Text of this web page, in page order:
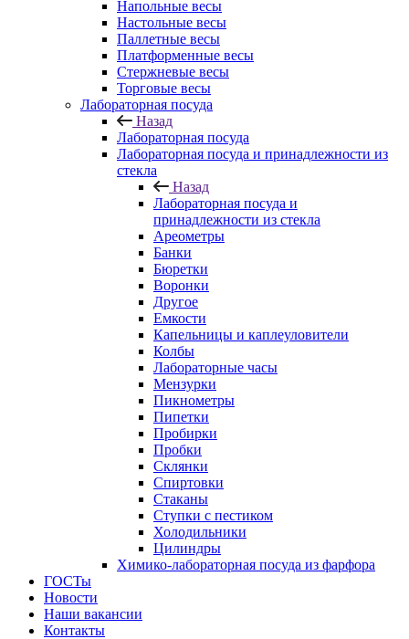
Напольные весы
Настольные весы
Паллетные весы
Платформенные весы
Стержневые весы
Торговые весы
Лабораторная посуда
Назад
Лабораторная посуда
Лабораторная посуда и принадлежности из
стекла
Назад
Лабораторная посуда и
принадлежности из стекла
Ареометры
Банки
Бюретки
Воронки
Другое
Емкости
Капельницы и каплеуловители
Колбы
Лабораторные часы
Мензурки
Пикнометры
Пипетки
Пробирки
Пробки
Склянки
Спиртовки
Стаканы
Ступки с пестиком
Холодильники
Цилиндры
Химико-лабораторная посуда из фарфора
ГОСТы
Новости
Наши вакансии
Контакты